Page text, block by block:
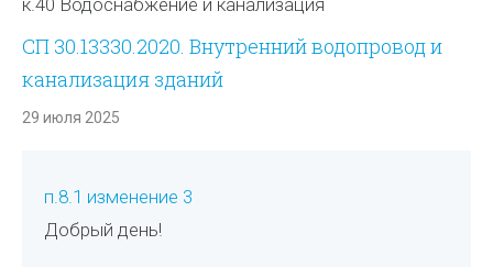
к.40 Водоснабжение и канализация
СП 30.13330.2020. Внутренний водопровод и
канализация зданий
29 июля 2025
п.8.1 изменение 3
Добрый день!